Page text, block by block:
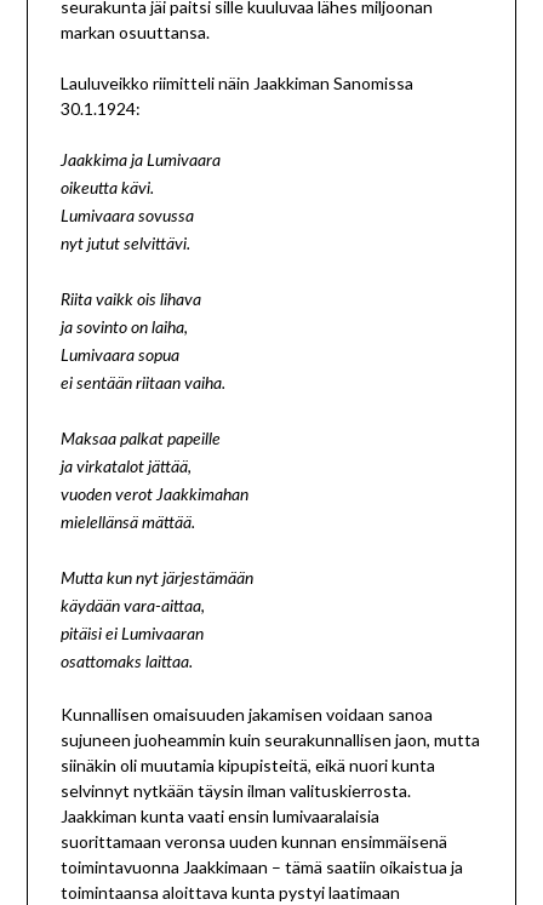
seurakunta jäi paitsi sille kuuluvaa lähes miljoonan
markan osuuttansa.
Lauluveikko riimitteli näin Jaakkiman Sanomissa
30.1.1924:
Jaakkima ja Lumivaara
oikeutta kävi.
Lumivaara sovussa
nyt jutut selvittävi.
Riita vaikk ois lihava
ja sovinto on laiha,
Lumivaara sopua
ei sentään riitaan vaiha.
Maksaa palkat papeille
ja virkatalot jättää,
vuoden verot Jaakkimahan
mielellänsä mättää.
Mutta kun nyt järjestämään
käydään vara-aittaa,
pitäisi ei Lumivaaran
osattomaks laittaa.
Kunnallisen omaisuuden jakamisen voidaan sanoa
sujuneen juoheammin kuin seurakunnallisen jaon, mutta
siinäkin oli muutamia kipupisteitä, eikä nuori kunta
selvinnyt nytkään täysin ilman valituskierrosta.
Jaakkiman kunta vaati ensin lumivaaralaisia
suorittamaan veronsa uuden kunnan ensimmäisenä
toimintavuonna Jaakkimaan – tämä saatiin oikaistua ja
toimintaansa aloittava kunta pystyi laatimaan